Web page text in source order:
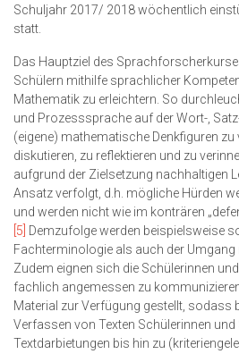
Schuljahr 2017/ 2018 wöchentlich
statt.
Das Hauptziel des
Schülern mithilfe sprachlicher
Mathematik zu erleichtern. So
und Prozesssprache auf der Wort-,
(eigene) mathematische Denkfiguren zu
diskutieren, zu reflektieren und zu
aufgrund der Zielsetzung nachhaltigen
Ansatz verfolgt, d.h. mögliche Hürden
und werden nicht wie im konträren
[5] Demzufolge werden beispielsweise
Fachterminologie als auch der
Zudem eignen sich die Schülerinnen
fachlich angemessen zu
Material zur Verfügung gestellt, sodass
Verfassen von Texten Schülerinnen
Textdarbietungen bis hin zu